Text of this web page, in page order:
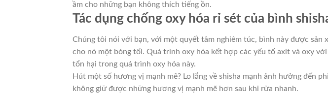
ầm cho những bạn không thích tiếng ồn.
Tác dụng chống oxy hóa rỉ sét của bình
Chúng tôi nói với bạn, với một quyết tâm nghiêm túc, bình này được
cho nó một bóng tối. Quá trình oxy hóa kết hợp các yếu tố axit và oxy
tổn hại trong quá trình oxy hóa này.
Hút một số hương vị mạnh mẽ? Lo lắng về shisha mạnh ảnh hưởng đến
không giữ được những hương vị mạnh mẽ hơn sau khi rửa nhanh.